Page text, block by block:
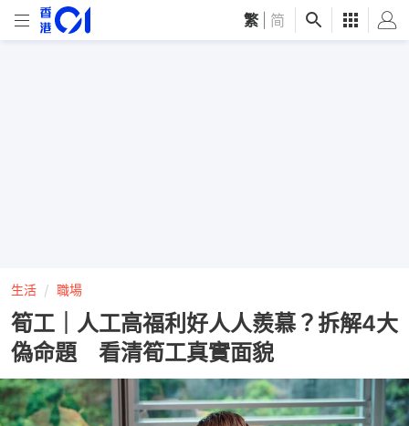
繁 简
生活 職場
筍工｜人工高福利好人人羨慕？拆解4大
偽命題 看清筍工真實面貌